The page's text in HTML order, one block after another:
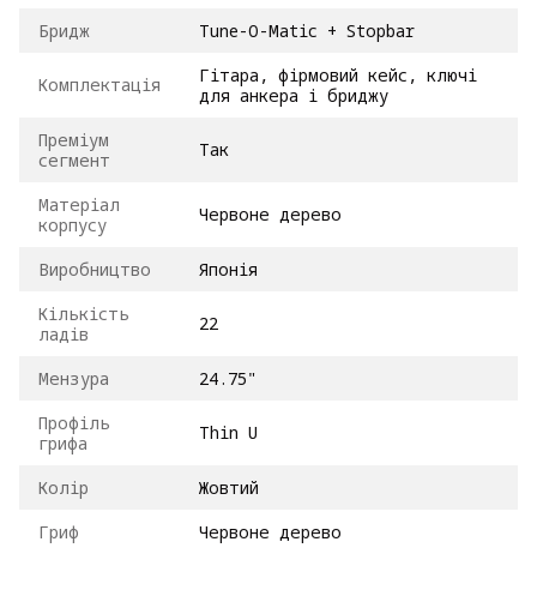
Бридж
Tune-O-Matic + Stopbar
Комплектація
Гітара, фірмовий кейс, ключі
для анкера і бриджу
Преміум
сегмент
Так
Матеріал
корпусу
Червоне дерево
Виробництво
Японія
Кількість
ладів
22
Мензура
24.75"
Профіль
грифа
Thin U
Колір
Жовтий
Гриф
Червоне дерево